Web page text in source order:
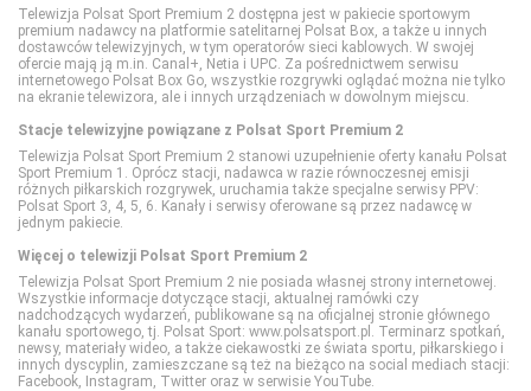
Viasat Epic Drama
Warner TV
Nat Geo People
National Geographic
National Geographic Wild
PLANETE+
Polsat Doku
Polsat Viasat Explore
TVN Style
TVN Turbo
TVP Kobieta
Telewizja Polsat Sport Premium 2 dostępna jest w pakiecie sportowym
premium nadawcy na platformie satelitarnej Polsat Box, a także u innych
dostawców telewizyjnych, w tym operatorów sieci kablowych. W swojej
ofercie mają ją m.in. Canal+, Netia i UPC. Za pośrednictwem serwisu
internetowego Polsat Box Go, wszystkie rozgrywki oglądać można nie tylko
na ekranie telewizora, ale i innych urządzeniach w dowolnym miejscu.
Stacje telewizyjne powiązane z Polsat Sport Premium 2
Telewizja Polsat Sport Premium 2 stanowi uzupełnienie oferty kanału Polsat
Sport Premium 1. Oprócz stacji, nadawca w razie równoczesnej emisji
różnych piłkarskich rozgrywek, uruchamia także specjalne serwisy PPV:
Polsat Sport 3, 4, 5, 6. Kanały i serwisy oferowane są przez nadawcę w
jednym pakiecie.
Więcej o telewizji Polsat Sport Premium 2
Telewizja Polsat Sport Premium 2 nie posiada własnej strony internetowej.
Wszystkie informacje dotyczące stacji, aktualnej ramówki czy
nadchodzących wydarzeń, publikowane są na oficjalnej stronie głównego
kanału sportowego, tj. Polsat Sport: www.polsatsport.pl. Terminarz spotkań,
newsy, materiały wideo, a także ciekawostki ze świata sportu, piłkarskiego i
innych dyscyplin, zamieszczane są też na bieżąco na social mediach stacji:
Facebook, Instagram, Twitter oraz w serwisie YouTube.